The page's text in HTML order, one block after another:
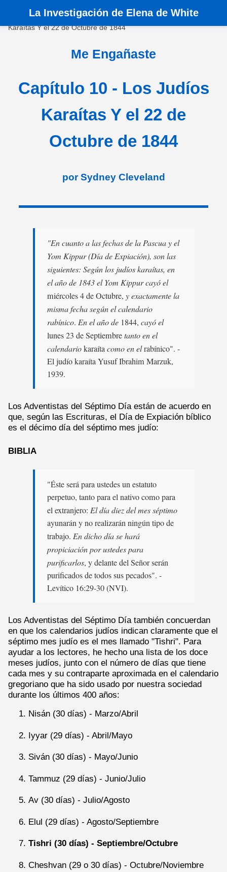
> Libros > Me Engañaste > Capítulo 10 - Los Judíos
Karaítas Y el 22 de Octubre de 1844
La Investigación de Elena de White
Me Engañaste
Capítulo 10 - Los Judíos
Karaítas Y el 22 de
Octubre de 1844
por Sydney Cleveland
"En cuanto a las fechas de la Pascua y el
Yom Kippur (Día de Expiación), son las
siguientes: Según los judíos karaítas, en
el año de 1843 el Yom Kippur cayó el
miércoles 4 de Octubre, y exactamente la
misma fecha según el calendario
rabínico. En el año de1844, cayó el
lunes 23 de Septiembretanto en el
calendariokaraítacomo en elrabínico". -
El judío karaíta Yusuf Ibrahim Marzuk,
1939.
Los Adventistas del Séptimo Día están de acuerdo en
que, según las Escrituras, el Día de Expiación bíblico
es el décimo día del séptimo mes judío:
BIBLIA
"Éste será para ustedes un estatuto
perpetuo, tanto para el nativo como para
el extranjero: El día diez del mes séptimo
ayunarán y no realizarán ningún tipo de
trabajo. En dicho día se hará
propiciación por ustedes para
purificarlos, y delante del Señor serán
purificados de todos sus pecados". -
Levítico 16:29-30 (NVI).
Los Adventistas del Séptimo Día también concuerdan
en que los calendarios judíos indican claramente que el
séptimo mes judío es el mes llamado "Tishri". Para
ayudar a los lectores, he hecho una lista de los doce
meses judíos, junto con el número de días que tiene
cada mes y su contraparte aproximada en el calendario
gregoriano que ha sido usado por nuestra sociedad
durante los últimos 400 años:
Nisán (30 días) - Marzo/Abril
Iyyar (29 días) - Abril/Mayo
Siván (30 días) - Mayo/Junio
Tammuz (29 días) - Junio/Julio
Av (30 días) - Julio/Agosto
Elul (29 días) - Agosto/Septiembre
Tishri (30 días) - Septiembre/Octubre
Cheshvan (29 o 30 días) - Octubre/Noviembre